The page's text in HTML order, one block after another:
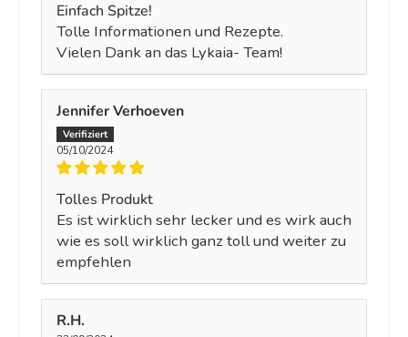
Einfach Spitze!
Tolle Informationen und Rezepte.
Vielen Dank an das Lykaia- Team!
Jennifer Verhoeven
05/10/2024
Tolles Produkt
Es ist wirklich sehr lecker und es wirk auch
wie es soll wirklich ganz toll und weiter zu
empfehlen
R.H.